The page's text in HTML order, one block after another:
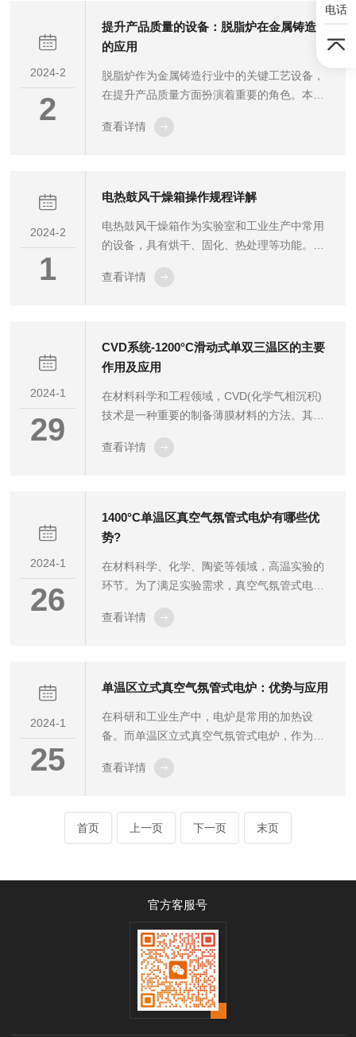
温的加热环境。它采用先进的电热技术，能够
在短时间内达到高温，并且保持温度的稳定
能够为炉内提供特定的气体氛围，满足不同实
验条件的需求。在应用领域方面，不锈钢三温
领...
2024-2
2
提升产品质量的设备：脱脂炉在金属铸造中
的应用
脱脂炉作为金属铸造行业中的关键工艺设备，
在提升产品质量方面扮演着重要的角色。本文
过程中的重要性。脱脂炉是一种用于去除铸件
件的空型，然后再进行熔铸。而这些蜡模或塑
的完整性和质量。该炉子的工作原理是利用高
温热处理的方式，将蜡模或塑料模材料热分解
歇式或连续式操作，通过控制恒温区域内的
查看详情
2024-2
1
电热鼓风干燥箱操作规程详解
电热鼓风干燥箱作为实验室和工业生产中常用
的设备，具有烘干、固化、热处理等功能。为
进行，了解并遵循电热鼓风干燥箱的操作规程
同时，确保电源线连接良好，无裸露部分，以
防止触电危险。在启动设备之前，需要检查干
导致热量流失，影响实验结果，甚至可能损坏
设备。关闭门后，应确保门锁已锁定。操作过
要...
查看详情
2024-1
29
CVD系统-1200°C滑动式单双三温区的主要
作用及应用
在材料科学和工程领域，CVD(化学气相沉积)
技术是一种重要的制备薄膜材料的方法。其
一种先进的设备，具有广泛的应用前景。该系
现不同的反应条件，满足各种材料的合成和制
备需求。这使得它在制备高性能陶瓷、合金、
统-1200°C滑动式单双三温区主要作用包括：
高效合成：在高温下，各种气体原料能够在该
查看详情
2024-1
26
1400°C单温区真空气氛管式电炉有哪些优
势?
在材料科学、化学、陶瓷等领域，高温实验的
环节。为了满足实验需求，真空气氛管式电炉
温区真空气氛管式电炉以其的优势，成为了高
有温度均匀性。通过先进的加热技术和精确的
匀，避免了因温度不均而导致的实验误差。这
为实验人员提供了更准确的数据和更可靠的实
管式电炉采用了优质的材料和先...
查看详情
2024-1
25
单温区立式真空气氛管式电炉：优势与应用
在科研和工业生产中，电炉是常用的加热设
备。而单温区立式真空气氛管式电炉，作为一
得到了广泛应用。那么，单温区立式真空气氛
单温区立式真空气氛管式电炉的优势之一是温
度控制精准。由于采用了先进的温度控制系
次，单温区立式真空气氛管式电炉的另一个优
查看详情
首页 上一页 下一页 末页
官方客服号
电话